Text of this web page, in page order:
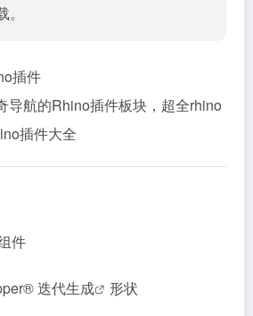
插件
导航的Rhino插件板块，超全rhino
插件大全
件
迭代生成 形状